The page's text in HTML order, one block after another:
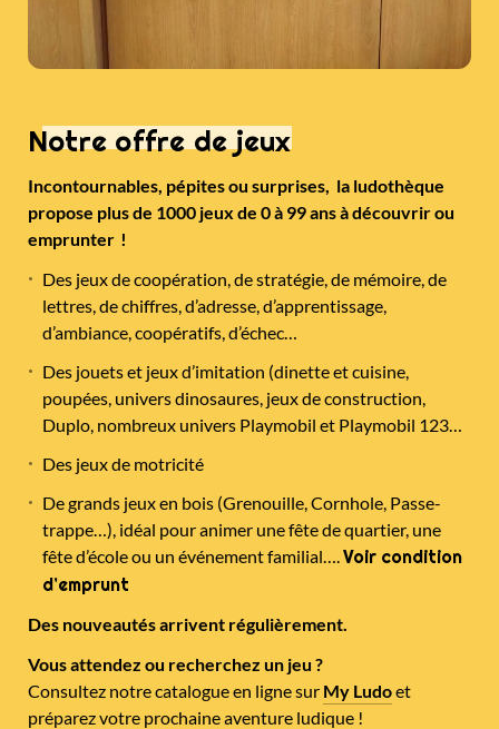
Notre offre de jeux
Incontournables, pépites ou surprises, la ludothèque
propose plus de 1000 jeux de 0 à 99 ans à découvrir ou
emprunter !
Des jeux de coopération, de stratégie, de mémoire, de
lettres, de chiffres, d’adresse, d’apprentissage,
d’ambiance, coopératifs, d’échec…
Des jouets et jeux d’imitation (dinette et cuisine,
poupées, univers dinosaures, jeux de construction,
Duplo, nombreux univers Playmobil et Playmobil 123…
Des jeux de motricité
De grands jeux en bois (Grenouille, Cornhole, Passe-
trappe…), idéal pour animer une fête de quartier, une
fête d’école ou un événement familial….Voir condition
d’emprunt
Des nouveautés arrivent régulièrement.
Vous attendez ou recherchez un jeu ?
Consultez notre catalogue en ligne sur My Ludoet
préparez votre prochaine aventure ludique !